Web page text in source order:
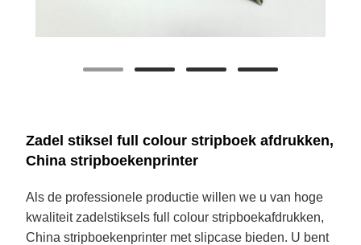
Zadel stiksel full colour stripboek afdrukken,
China stripboekenprinter
Als de professionele productie willen we u van hoge
kwaliteit zadelstiksels full colour stripboekafdrukken,
China stripboekenprinter met slipcase bieden. U bent